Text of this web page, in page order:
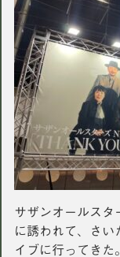
サザンオールスタ
に誘われて、さい
イブに行ってきた